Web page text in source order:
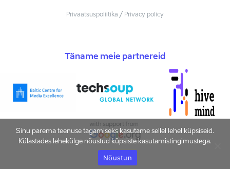
Privaatsuspoliitika / Privacy policy
Täname meie partnereid
Sinu parema teenuse tagamiseks kasutame sellel lehel küpsiseid.
Külastades lehekülge nõustud küpsiste kasutamistingimustega.
Nõustun